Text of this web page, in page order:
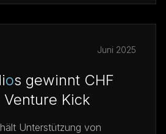
Juni 2025
os gewinnt CHF
Venture Kick
Unterstützung von